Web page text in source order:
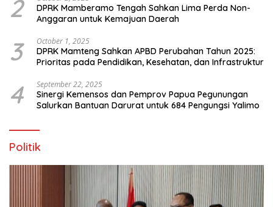
2
DPRK Mamberamo Tengah Sahkan Lima Perda Non-
Anggaran untuk Kemajuan Daerah
3 October 1, 2025
DPRK Mamteng Sahkan APBD Perubahan Tahun 2025:
Prioritas pada Pendidikan, Kesehatan, dan Infrastruktur
4 September 22, 2025
Sinergi Kemensos dan Pemprov Papua Pegunungan
Salurkan Bantuan Darurat untuk 684 Pengungsi Yalimo
Politik